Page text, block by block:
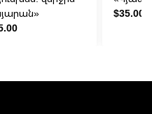
$35.00